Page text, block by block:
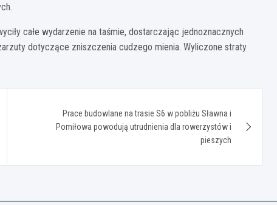
całe wydarzenie na taśmie, dostarczając jednoznacznych
dotyczące zniszczenia cudzego mienia. Wyliczone straty
Prace budowlane na trasie S6 w pobliżu Sławna i
Pomiłowa powodują utrudnienia dla rowerzystów i
pieszych